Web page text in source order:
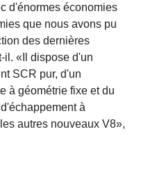
d'énormes économies
que nous avons pu
des dernières
il. «Il dispose d'un
SCR pur, d'un
à géométrie fixe et du
à
autres nouveaux V8»,